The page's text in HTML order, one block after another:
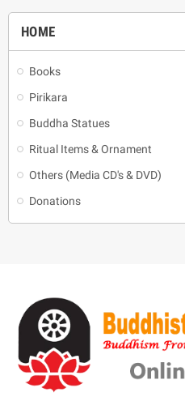
HOME
Books
Pirikara
Buddha Statues
Ritual Items & Ornament
Others (Media CD's & DVD)
Donations